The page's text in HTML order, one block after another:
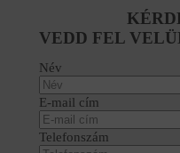
VEDD FEL
Név
E-mail cím
Telefonszám